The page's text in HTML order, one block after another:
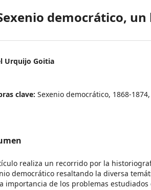
democrático,
Urquijo Goitia
clave: Sexenio democrático, 1868-
realiza un recorrido por la
democrático resaltando la diversa
importancia de los problemas